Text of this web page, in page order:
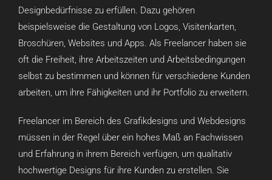
Designbedürfnisse zu erfüllen. Dazu gehören
beispielsweise die Gestaltung von Logos, Visitenkarten,
Broschüren, Websites und Apps. Als Freelancer haben sie
oft die Freiheit, ihre Arbeitszeiten und Arbeitsbedingungen
selbst zu bestimmen und können für verschiedene Kunden
arbeiten, um ihre Fähigkeiten und ihr Portfolio zu erweitern.
Freelancer im Bereich des Grafikdesigns und Webdesigns
müssen in der Regel über ein hohes Maß an Fachwissen
und Erfahrung in ihrem Bereich verfügen, um qualitativ
hochwertige Designs für ihre Kunden zu erstellen. Sie